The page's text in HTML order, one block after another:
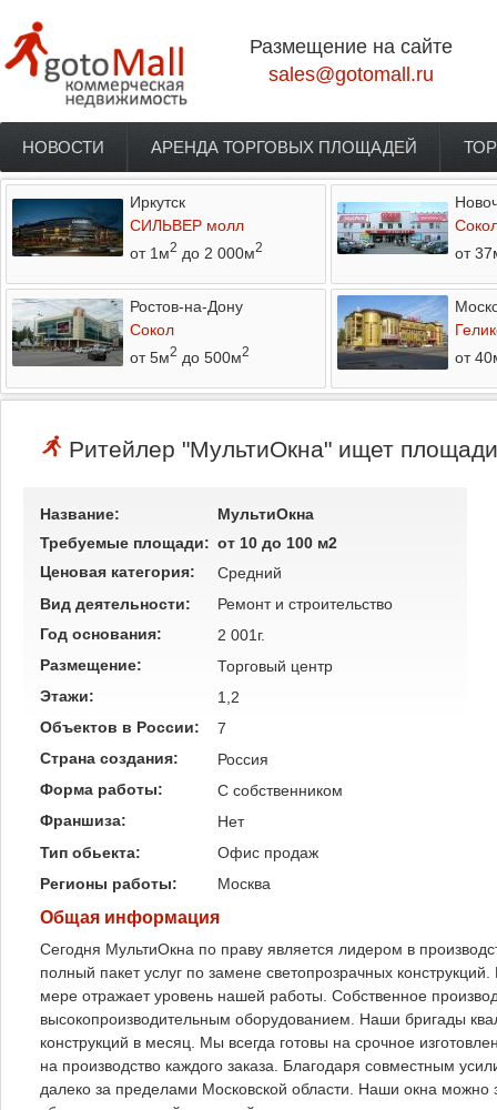
Размещение на сайте
sales@gotomall.ru
Главное меню
НОВОСТИ АРЕНДА ТОРГОВЫХ ПЛОЩАДЕЙ
Иркутск
СИЛЬВЕР молл
от 1м2 до 2 000м2
от
Ростов-на-Дону
Сокол
от 5м2 до 500м2
от
Ритейлер "МультиОкна" ищет
Название:
МультиОкна
Требуемые площади: от 10 до 100 м2
Ценовая категория:
Средний
Вид деятельности:
Ремонт и строительство
Год основания:
2 001г.
Размещение:
Торговый центр
Этажи:
1,2
Объектов в России:
7
Страна создания:
Россия
Форма работы:
C собственником
Франшиза:
Нет
Тип обьекта:
Офис продаж
Регионы работы:
Москва
Общая информация
Сегодня МультиОкна по праву является лидером в
полный пакет услуг по замене светопрозрачных
мере отражает уровень нашей работы. Собственное
высокопроизводительным оборудованием. Наши бригады
конструкций в месяц. Мы всегда готовы на срочное
на производство каждого заказа. Благодаря совместным
далеко за пределами Московской области. Наши окна можно